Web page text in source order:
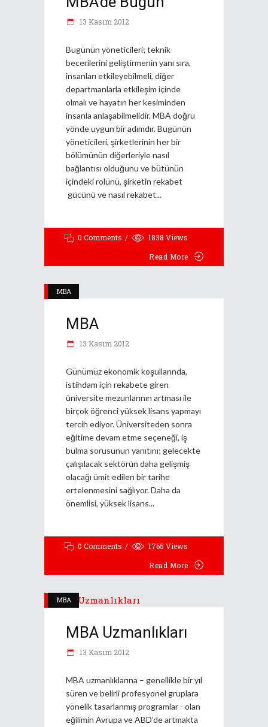
13 Kasım 2012
Bugünün yöneticileri; teknik
becerilerini geliştirmenin yanı sıra,
insanları etkileyebilmeli, diğer
departmanlarla etkileşim içinde
olmalı ve hayatın her kesiminden
insanla anlaşabilmelidir. MBA doğru
yönde uygun bir adımdır. Bugünün
yöneticileri, şirketlerinin her bir
bölümünün diğerleriyle nasıl
bağlantısı olduğunu ve bütünün
içindeki rolünü, şirketin rekabet
gücünü ve nasıl rekabet
0 Comments 1838 Views
Read More
MBA
MBA
13 Kasım 2012
Günümüz ekonomik koşullarında,
istihdam için rekabete giren
üniversite mezunlarının artması ile
birçok öğrenci yüksek lisans yapmayı
tercih ediyor. Üniversiteden sonra
eğitime devam etme seçeneği, iş
bulma sorusunun yanıtını; gelecekte
çalışılacak sektörün daha gelişmiş
olacağı ümit edilen bir tarihe
ertelenmesini sağlıyor. Daha da
önemlisi, yüksek lisans
0 Comments 1765 Views
Read More
MBA
MBA Uzmanlıkları
13 Kasım 2012
MBA uzmanlıklarına – genellikle bir yıl
süren ve belirli profesyonel gruplara
yönelik tasarlanmış programlar - olan
eğilimin Avrupa ve ABD’de artmakta